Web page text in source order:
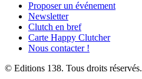
Proposer un événement
Newsletter
Clutch en bref
Carte Happy Clutcher
Nous contacter !
© Editions 138. Tous droits réservés.